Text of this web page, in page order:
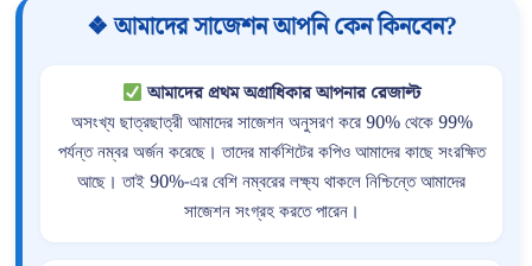
❖ আমাদের সাজেশন আপনি কেন কিনবেন?
আমাদের প্রথম অগ্রাধিকার আপনার রেজাল্ট
অসংখ্য ছাত্রছাত্রী আমাদের সাজেশন অনুসরণ করে 90% থেকে 99%
পর্যন্ত নম্বর অর্জন করেছে। তাদের মার্কশিটের কপিও আমাদের কাছে সংরক্ষিত
আছে। তাই 90%-এর বেশি নম্বরের লক্ষ্য থাকলে নিশ্চিন্তে আমাদের
সাজেশন সংগ্রহ করতে পারেন।